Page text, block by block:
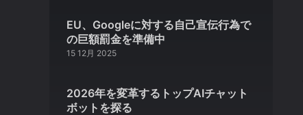
EU、Googleに対する自己宣伝行為で
の巨額罰金を準備中
15 12月 2025
2026年を変革するトップAIチャット
ボットを探る